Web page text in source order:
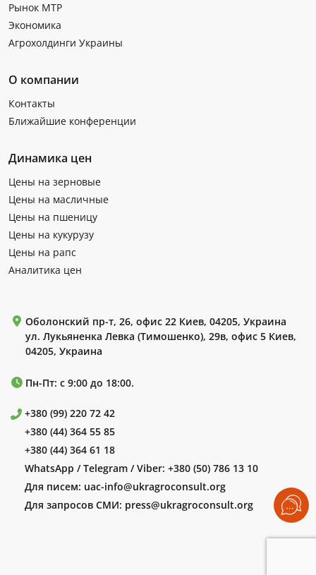
Рынок МТР
Экономика
Агрохолдинги Украины
О компании
Контакты
Ближайшие конференции
Динамика цен
Цены на зерновые
Цены на масличные
Цены на пшеницу
Цены на кукурузу
Цены на рапс
Аналитика цен
Оболонский пр-т, 26, офис 22 Киев, 04205, Украина
ул. Лукьяненка Левка (Тимошенко), 29в, офис 5 Киев,
04205, Украина
Пн-Пт: с 9:00 до 18:00.
+380 (99) 220 72 42
+380 (44) 364 55 85
+380 (44) 364 61 18
WhatsApp / Telegram / Viber: +380 (50) 786 13 10
Для писем: uac-info@ukragroconsult.org
Для запросов СМИ: press@ukragroconsult.org